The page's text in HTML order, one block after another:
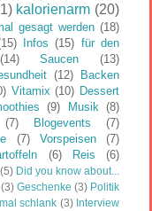
kalorienarm (20)
gesagt werden (18)
Infos (15) für den
(14) Saucen
(13)
(12)
Backen
Vitamix (10) Dessert
(9) Musik
(8)
(7) Blogevents
(7)
(7) Vorspeisen
(7)
(6) Reis
(6)
(5) Did you know about...
(3) Geschenke (3) Politik
schlank (3) Interview